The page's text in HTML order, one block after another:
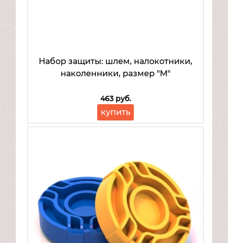
Набор защиты: шлем, налокотники,
наколенники, размер "М"
463 руб.
купить